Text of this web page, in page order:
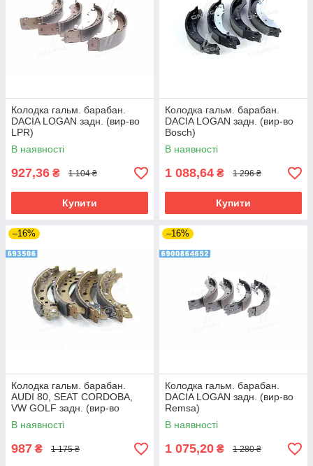
Колодка гальм. барабан.
DACIA LOGAN задн. (вир-во
LPR)
В наявності
927,36 ₴ 1 104 ₴
Купити
Колодка гальм. барабан.
DACIA LOGAN задн. (вир-во
Bosch)
В наявності
1 088,64 ₴ 1 296 ₴
Купити
–16%
Колодка гальм. барабан.
AUDI 80, SEAT CORDOBA,
VW GOLF задн. (вир-во
Bosch)
В наявності
987 ₴ 1 175 ₴
–16%
Колодка гальм. барабан.
DACIA LOGAN задн. (вир-во
Remsa)
В наявності
1 075,20 ₴ 1 280 ₴